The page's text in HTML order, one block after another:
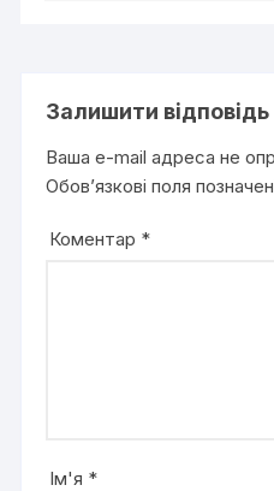
Залишити відповідь
Ваша e-mail адреса не
Обов’язкові поля
Коментар *
Ім'я *